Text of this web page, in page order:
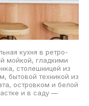
кухня в ретро-
мойкой, гладкими
столешницей из
бытовой техникой из
островком и белой
и в саду —